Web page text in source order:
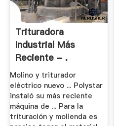
Trituradora
Industrial Más
Reciente - .
Molino y triturador
eléctrico nuevo ... Polystar
instaló su más reciente
máquina de ... Para la
trituración y molienda es